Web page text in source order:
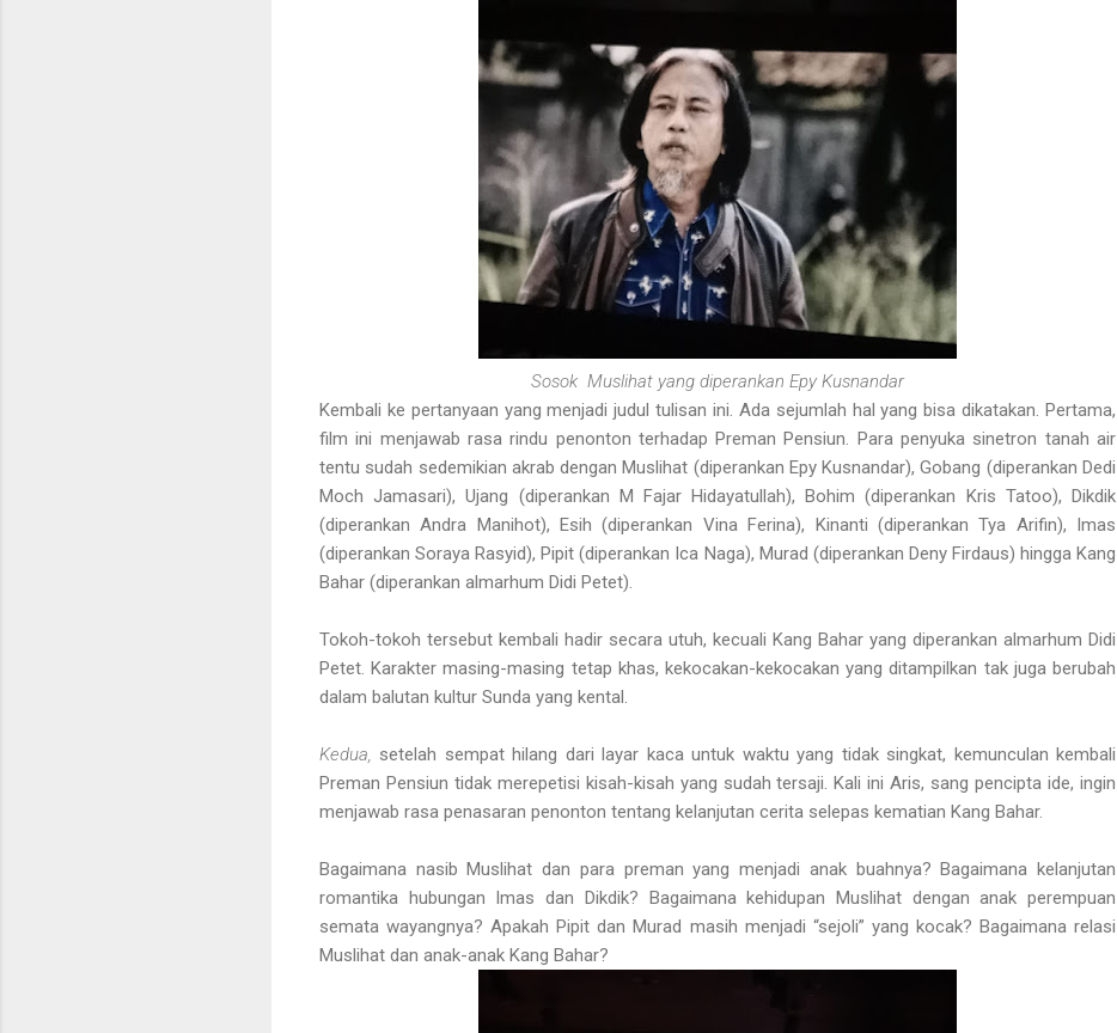
Sosok Muslihat yang diperankan Epy Kusnandar
Kembali ke pertanyaan yang menjadi judul tulisan ini. Ada sejumlah hal yang bisa dikatakan. Pertama,
film ini menjawab rasa rindu penonton terhadap Preman Pensiun. Para penyuka sinetron tanah air
tentu sudah sedemikian akrab dengan Muslihat (diperankan Epy Kusnandar), Gobang (diperankan Dedi
Moch Jamasari), Ujang (diperankan M Fajar Hidayatullah), Bohim (diperankan Kris Tatoo), Dikdik
(diperankan Andra Manihot), Esih (diperankan Vina Ferina), Kinanti (diperankan Tya Arifin), Imas
(diperankan Soraya Rasyid), Pipit (diperankan Ica Naga), Murad (diperankan Deny Firdaus) hingga Kang
Bahar (diperankan almarhum Didi Petet).
Tokoh-tokoh tersebut kembali hadir secara utuh, kecuali Kang Bahar yang diperankan almarhum Didi
Petet. Karakter masing-masing tetap khas, kekocakan-kekocakan yang ditampilkan tak juga berubah
dalam balutan kultur Sunda yang kental.
Kedua, setelah sempat hilang dari layar kaca untuk waktu yang tidak singkat, kemunculan kembali
Preman Pensiun tidak merepetisi kisah-kisah yang sudah tersaji. Kali ini Aris, sang pencipta ide, ingin
menjawab rasa penasaran penonton tentang kelanjutan cerita selepas kematian Kang Bahar.
Bagaimana nasib Muslihat dan para preman yang menjadi anak buahnya? Bagaimana kelanjutan
romantika hubungan Imas dan Dikdik? Bagaimana kehidupan Muslihat dengan anak perempuan
semata wayangnya? Apakah Pipit dan Murad masih menjadi “sejoli” yang kocak? Bagaimana relasi
Muslihat dan anak-anak Kang Bahar?